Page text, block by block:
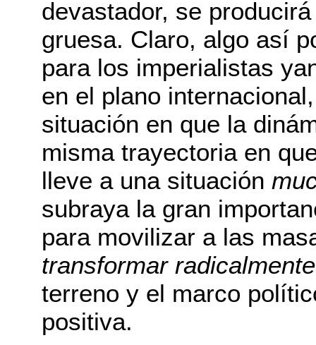
devastador, se
gruesa. Claro, algo así
para los imperialistas
en el plano
situación en que la
misma trayectoria en
lleve a una situación
subraya la gran
para movilizar a las
transformar
terreno y el marco
positiva.